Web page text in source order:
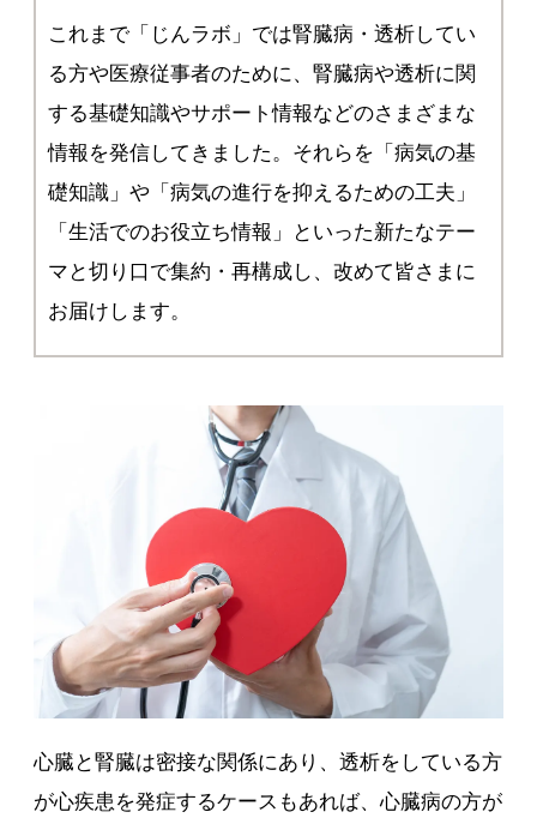
これまで「じんラボ」では腎臓病・透析してい
る方や医療従事者のために、腎臓病や透析に関
する基礎知識やサポート情報などのさまざまな
情報を発信してきました。それらを「病気の基
礎知識」や「病気の進行を抑えるための工夫」
「生活でのお役立ち情報」といった新たなテー
マと切り口で集約・再構成し、改めて皆さまに
お届けします。
心臓と腎臓は密接な関係にあり、透析をしている方
が心疾患を発症するケースもあれば、心臓病の方が